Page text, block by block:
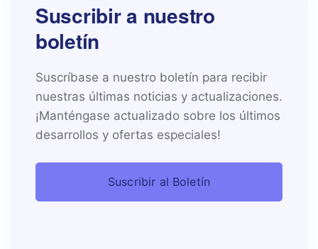
Suscribir a nuestro
boletín
Suscríbase a nuestro boletín para recibir
nuestras últimas noticias y actualizaciones.
¡Manténgase actualizado sobre los últimos
desarrollos y ofertas especiales!